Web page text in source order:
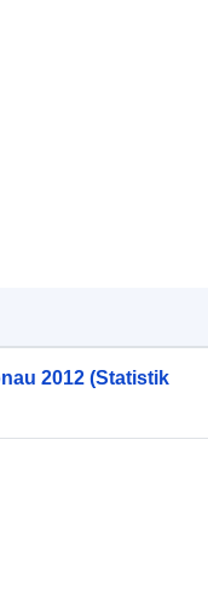
2012 (Statistik